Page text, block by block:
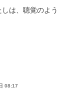
しは、聴覚のよ
08:17